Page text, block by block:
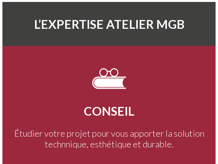
L’EXPERTISE ATELIER MGB
CONSEIL
Étudier votre projet pour vous apporter la solution
technnique, esthétique et durable.